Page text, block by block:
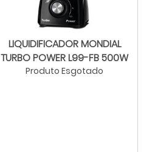
LIQUIDIFICADOR MONDIAL
TURBO POWER L99-FB 500W
Produto Esgotado